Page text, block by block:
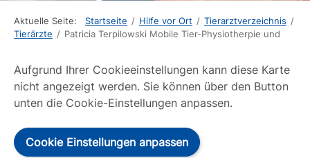
Aktuelle Seite: Startseite / Hilfe vor Ort / Tierarztverzeichnis /
Tierärzte / Patricia Terpilowski Mobile Tier-Physiotherpie und
Aufgrund Ihrer Cookieeinstellungen kann diese Karte
nicht angezeigt werden. Sie können über den Button
unten die Cookie-Einstellungen anpassen.
Cookie Einstellungen anpassen